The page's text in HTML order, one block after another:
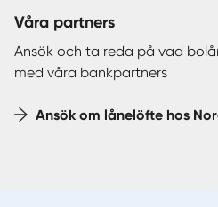
Våra partners
Ansök och ta reda på vad
med våra bankpartners
Ansök om lånelöfte hos